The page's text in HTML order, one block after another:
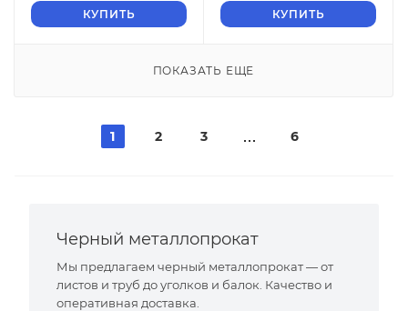
КУПИТЬ КУПИТЬ
ПОКАЗАТЬ ЕЩЕ
1 2 3 6
Черный металлопрокат
Мы предлагаем черный металлопрокат — от
листов и труб до уголков и балок. Качество и
оперативная доставка.